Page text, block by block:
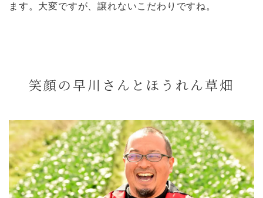
ます。大変ですが、譲れないこだわりですね。
笑顔の早川さんとほうれん草畑